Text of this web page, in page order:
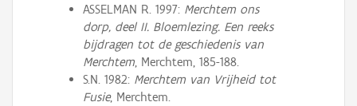
ASSELMAN R. 1997: Merchtem ons
dorp, deel II. Bloemlezing. Een reeks
bijdragen tot de geschiedenis van
Merchtem, Merchtem, 185-188.
S.N. 1982: Merchtem van Vrijheid tot
Fusie, Merchtem.